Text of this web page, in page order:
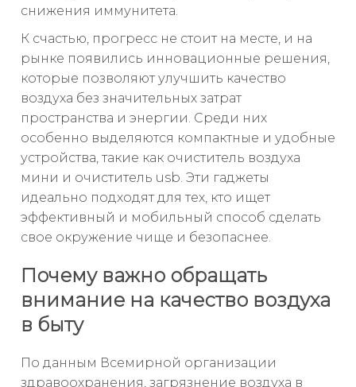
снижения иммунитета.
К счастью, прогресс не стоит на месте, и на
рынке появились инновационные решения,
которые позволяют улучшить качество
воздуха без значительных затрат
пространства и энергии. Среди них
особенно выделяются компактные и удобные
устройства, такие как очиститель воздуха
мини и очиститель usb. Эти гаджеты
идеально подходят для тех, кто ищет
эффективный и мобильный способ сделать
свое окружение чище и безопаснее.
Почему важно обращать
внимание на качество воздуха
в быту
По данным Всемирной организации
здравоохранения, загрязнение воздуха в